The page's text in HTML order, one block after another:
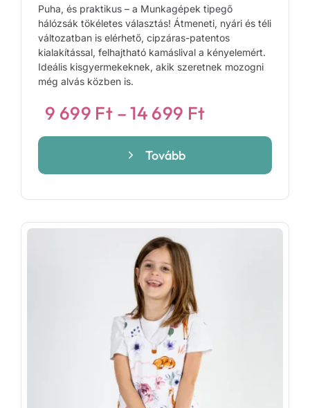
Puha, és praktikus – a Munkagépek tipegő
hálózsák tökéletes választás! Átmeneti, nyári és téli
változatban is elérhető, cipzáras-patentos
kialakítással, felhajtható kamáslival a kényelemért.
Ideális kisgyermekeknek, akik szeretnek mozogni
még alvás közben is.
9 699 Ft –14 699 Ft
9
-
14
699 Ft
Tovább